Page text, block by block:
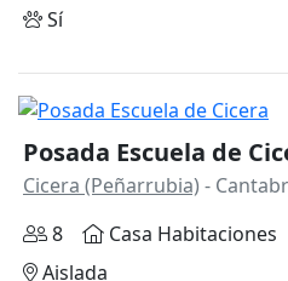
Sí
Posada Escuela de
Cicera (Peñarrubia) -
8
Casa Habitaciones
Aislada